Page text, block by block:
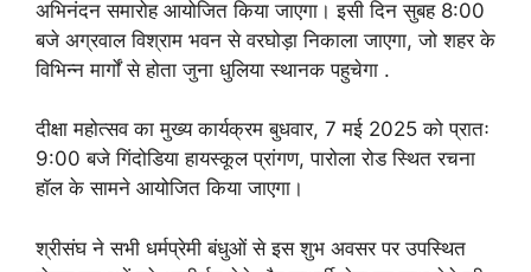
अभिनंदन समारोह आयोजित किया जाएगा। इसी दिन सुबह 8:00
बजे अग्रवाल विश्राम भवन से वरघोड़ा निकाला जाएगा, जो शहर के
विभिन्न मार्गों से होता जुना धुलिया स्थानक पहुचेगा .
दीक्षा महोत्सव का मुख्य कार्यक्रम बुधवार, 7 मई 2025 को प्रातः
9:00 बजे गिंदोडिया हायस्कूल प्रांगण, पारोला रोड स्थित रचना
हॉल के सामने आयोजित किया जाएगा।
श्रीसंघ ने सभी धर्मप्रेमी बंधुओं से इस शुभ अवसर पर उपस्थित